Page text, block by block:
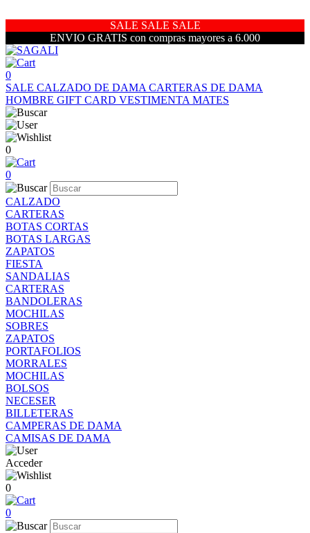
SALE SALE SALE
ENVIO GRATIS con compras mayores a 6.000
0
SALE CALZADO DE DAMA CARTERAS DE DAMA
HOMBRE GIFT CARD VESTIMENTA MATES
0
0
CALZADO
CARTERAS
BOTAS CORTAS
BOTAS LARGAS
ZAPATOS
FIESTA
SANDALIAS
CARTERAS
BANDOLERAS
MOCHILAS
SOBRES
ZAPATOS
PORTAFOLIOS
MORRALES
MOCHILAS
BOLSOS
NECESER
BILLETERAS
CAMPERAS DE DAMA
CAMISAS DE DAMA
Acceder
0
0